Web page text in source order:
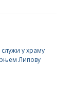
служи у храму
Липову